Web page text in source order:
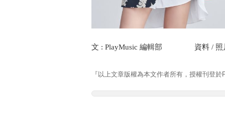
文 : PlayMusic 編輯部 資料 / 照
『以上文章版權為本文作者所有，授權刊登